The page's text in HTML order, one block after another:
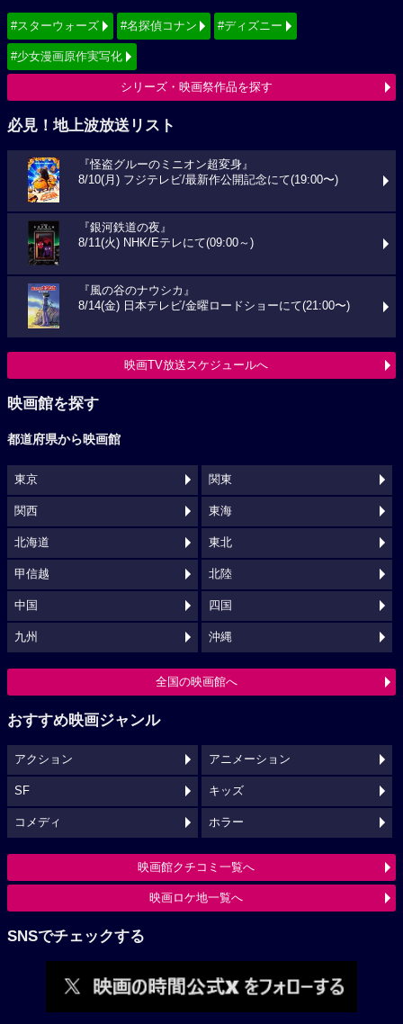
#スターウォーズ #名探偵コナン #ディズニー
#少女漫画原作実写化
シリーズ・映画祭作品を探す
必見！地上波放送リスト
『怪盗グルーのミニオン超変身』
8/10(月) フジテレビ/最新作公開記念にて(19:00〜)
『銀河鉄道の夜』
8/11(火) NHK/Eテレにて(09:00～)
『風の谷のナウシカ』
8/14(金) 日本テレビ/金曜ロードショーにて(21:00〜)
映画TV放送スケジュールへ
映画館を探す
都道府県から映画館
東京 関東
関西 東海
北海道 東北
甲信越 北陸
中国 四国
九州 沖縄
全国の映画館へ
おすすめ映画ジャンル
アクション アニメーション
SF キッズ
コメディ ホラー
映画館クチコミ一覧へ
映画ロケ地一覧へ
SNSでチェックする